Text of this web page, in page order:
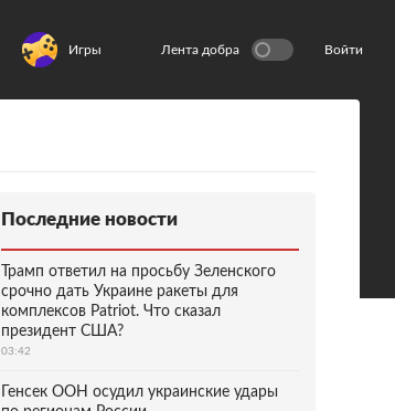
Игры Лента добра Войти
Последние новости
Трамп ответил на просьбу Зеленского
срочно дать Украине ракеты для
комплексов Patriot. Что сказал
президент США?
03:42
Генсек ООН осудил украинские удары